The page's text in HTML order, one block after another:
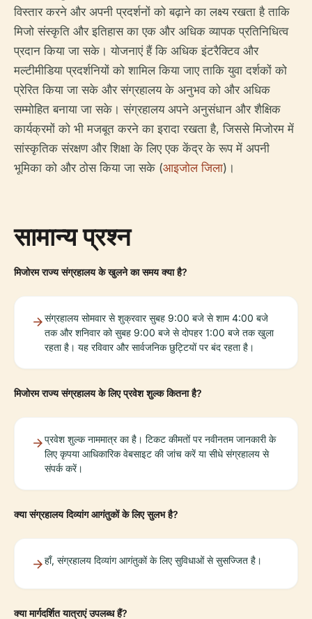
विस्तार करने और अपनी प्रदर्शनों को बढ़ाने का लक्ष्य रखता है ताकि
मिजो संस्कृति और इतिहास का एक और अधिक व्यापक प्रतिनिधित्व
प्रदान किया जा सके। योजनाएं हैं कि अधिक इंटरैक्टिव और
मल्टीमीडिया प्रदर्शनियों को शामिल किया जाए ताकि युवा दर्शकों को
प्रेरित किया जा सके और संग्रहालय के अनुभव को और अधिक
सम्मोहित बनाया जा सके। संग्रहालय अपने अनुसंधान और शैक्षिक
कार्यक्रमों को भी मजबूत करने का इरादा रखता है, जिससे मिजोरम में
सांस्कृतिक संरक्षण और शिक्षा के लिए एक केंद्र के रूप में अपनी
भूमिका को और ठोस किया जा सके (आइजोल जिला)।
सामान्य प्रश्न
मिजोरम राज्य संग्रहालय के खुलने का समय क्या है?
संग्रहालय सोमवार से शुक्रवार सुबह 9:00 बजे से शाम 4:00 बजे
तक और शनिवार को सुबह 9:00 बजे से दोपहर 1:00 बजे तक खुला
रहता है। यह रविवार और सार्वजनिक छुट्टियों पर बंद रहता है।
मिजोरम राज्य संग्रहालय के लिए प्रवेश शुल्क कितना है?
प्रवेश शुल्क नाममात्र का है। टिकट कीमतों पर नवीनतम जानकारी के
लिए कृपया आधिकारिक वेबसाइट की जांच करें या सीधे संग्रहालय से
संपर्क करें।
क्या संग्रहालय दिव्यांग आगंतुकों के लिए सुलभ है?
हाँ, संग्रहालय दिव्यांग आगंतुकों के लिए सुविधाओं से सुसज्जित है।
क्या मार्गदर्शित यात्राएं उपलब्ध हैं?